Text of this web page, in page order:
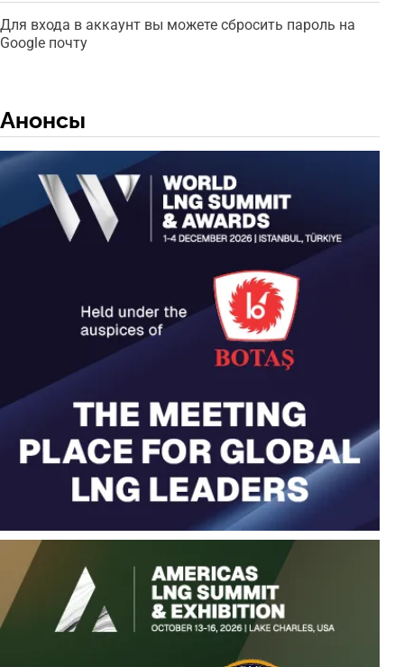
Для входа в аккаунт вы можете сбросить пароль на
Google почту
Анонсы